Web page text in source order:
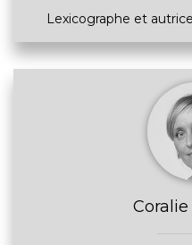
Lexicographe et